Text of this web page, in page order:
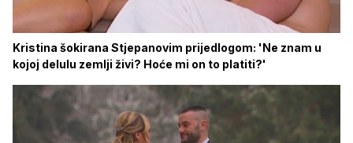
Kristina šokirana Stjepanovim prijedlogom: 'Ne znam u
kojoj delulu zemlji živi? Hoće mi on to platiti?'